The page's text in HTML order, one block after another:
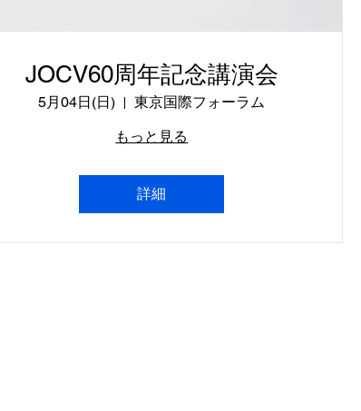
JOCV60周年記念講演会
5月04日(日)
東京国際フォーラム
もっと見る
詳細